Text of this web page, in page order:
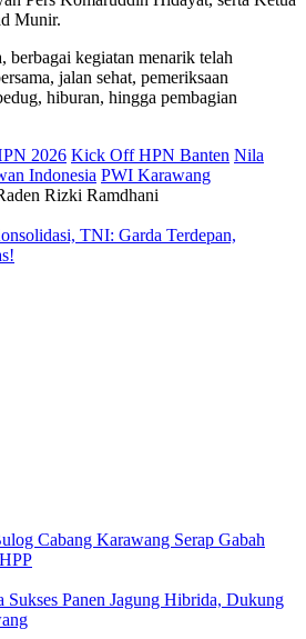
Munir.
berbagai kegiatan menarik telah
jalan sehat, pemeriksaan
hiburan, hingga pembagian
2026 Kick Off HPN Banten Nila
Indonesia PWI Karawang
Rizki Ramdhani
TNI: Garda Terdepan,
Cabang Karawang Serap Gabah
Panen Jagung Hibrida, Dukung